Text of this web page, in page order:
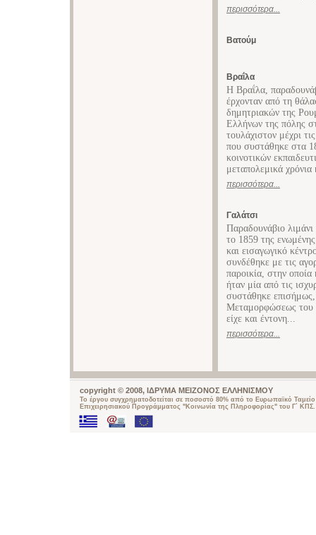
περισσότερα...
Βατούμ
Βραΐλα
Η Βραΐλα,
έρχονταν από τη
δημητριακών της
Ελλήνων της πόλης
τουλάχιστον μέχρι
που συστάθηκε στα
κοινοτικών
μεταπολεμικά
περισσότερα...
Γαλάτσι
Παραδουνάβιο
το 1859 της
και εισαγωγικό
συνδέθηκε με τις
παροικία, στην οποία
ήταν μία από τις
συστάθηκε
Μεταμορφώσεως του
είχε και έντονη...
περισσότερα...
copyright © 2008, ΙΔΡΥΜΑ ΜΕΙΖΟΝΟΣ ΕΛΛΗΝΙΣΜΟΥ
Το έργου συγχρηματοδοτείται σε ποσοστό 80% από το Ευρωπαϊκό
Επιχειρησιακού Προγράμματος "Κοινωνία της Πληροφορίας" του Γ΄ ΚΠΣ.